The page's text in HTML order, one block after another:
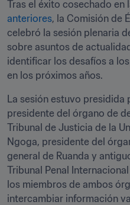
Tras el éxito cosechado en
anteriores, la Comisión de
celebró la sesión plenaria
sobre asuntos de
identificar los desafíos a
en los próximos años.
La sesión estuvo presidida
presidente del órgano de
Tribunal de Justicia de la
Ngoga, presidente del
general de Ruanda y
Tribunal Penal
los miembros de ambos
intercambiar información